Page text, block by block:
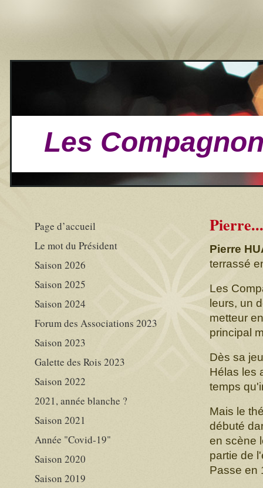
Les
Pierre...
Pierre
terrassé
Les
leurs, un
metteur
principal
Dès sa
Hélas les
temps
Mais le
débuté
en scène
partie de
Passe en
Page d’accueil
Le mot du Président
Saison 2026
Saison 2025
Saison 2024
Forum des Associations 2023
Saison 2023
Galette des Rois 2023
Saison 2022
2021, année blanche ?
Saison 2021
Année "Covid-19"
Saison 2020
Saison 2019